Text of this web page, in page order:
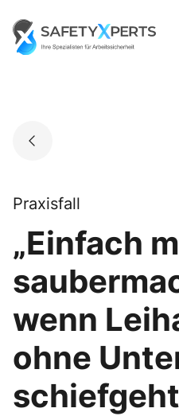
content
Go to landing page.
Praxisfall
„Einfach
wenn
ohne
schiefgeht